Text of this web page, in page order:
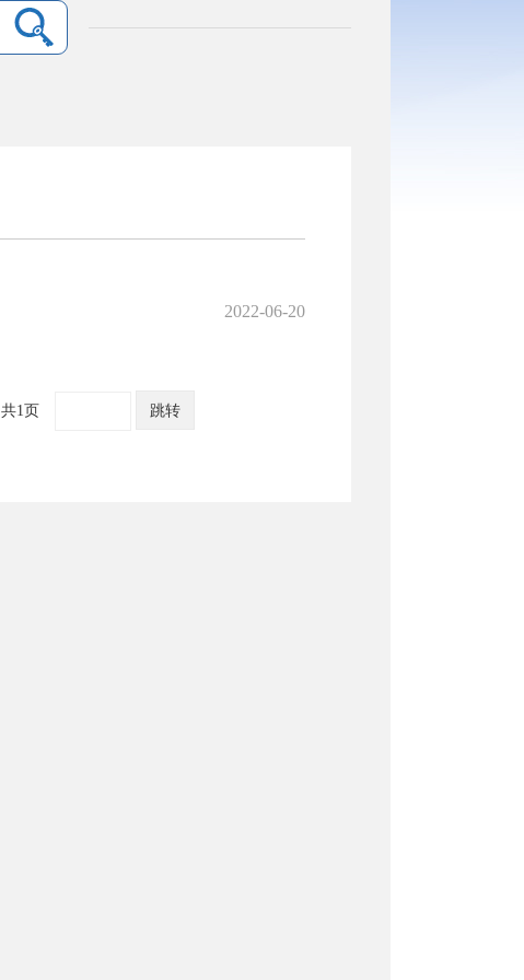
2022-06-20
共1页 跳转